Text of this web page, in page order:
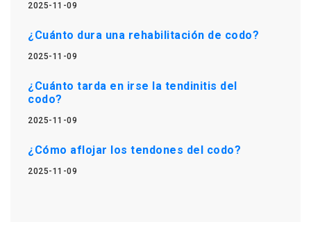
2025-11-09
¿Cuánto dura una rehabilitación de codo?
2025-11-09
¿Cuánto tarda en irse la tendinitis del
codo?
2025-11-09
¿Cómo aflojar los tendones del codo?
2025-11-09